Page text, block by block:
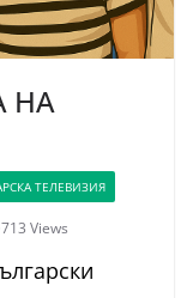
НА
ТЕЛЕВИЗИЯ
713 Views